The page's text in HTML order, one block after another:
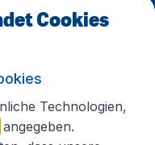
Cookies
Technologien,
angegeben.